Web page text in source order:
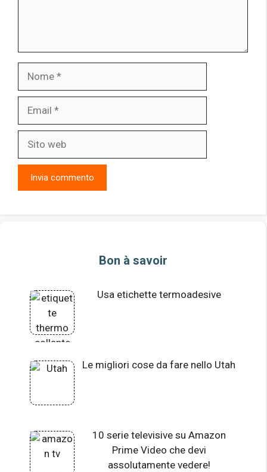
web
Bon à savoir
Usa etichette termoadesive
Le migliori cose da fare nello Utah
10 serie televisive su Amazon
Prime Video che devi
assolutamente vedere!